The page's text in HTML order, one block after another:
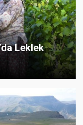
Leklek